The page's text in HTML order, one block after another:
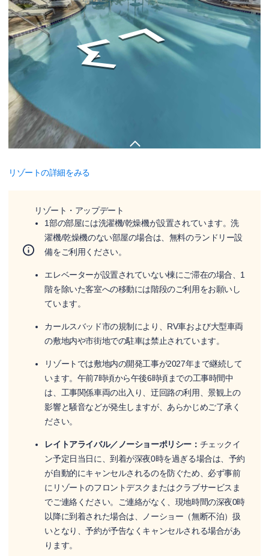
リゾートの詳細をみる
リゾート・アップデート
1部の部屋には洗濯機/乾燥機が設置されています。洗
濯機/乾燥機のない部屋の場合は、無料のランドリー設
備をご利用ください。
エレベーターが設置されていない棟にご滞在の場合、1
階を除いた客室への移動には階段のご利用をお願いし
ています。
カールスバッド市の規制により、RV車および大型車両
の敷地内や市街地での駐車は禁止されています。
リゾートでは敷地内の開発工事が2027年まで継続して
います。午前7時頃から午後6時頃までの工事時間中
は、工事関係車両の出入り、迂回路の利用、景観上の
影響と騒音などが発生しますが、あらかじめご了承く
ださい。
レイトアライバル／ノーショーポリシー： チェックイ
ン予定日当日に、到着が深夜0時を過ぎる場合は、予約
が自動的にキャンセルされるのを防ぐため、必ず事前
にリゾートのフロントデスクまたはクラブサービスま
でご連絡ください。ご連絡がなく、現地時間の深夜0時
以降に到着された場合は、ノーショー（無断不泊）扱
いとなり、予約が予告なくキャンセルされる場合があ
ります。